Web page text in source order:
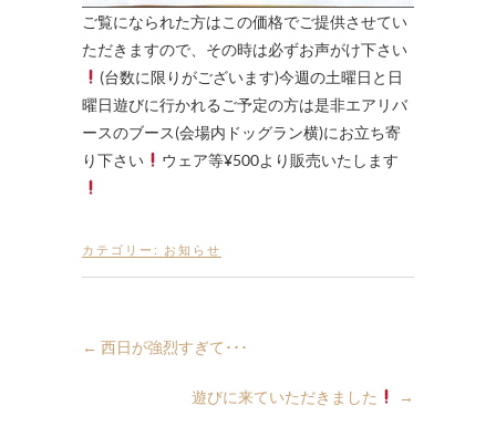
ご覧になられた方はこの価格でご提供させてい
ただきますので、その時は必ずお声がけ下さい
(台数に限りがございます)今週の土曜日と日
曜日遊びに行かれるご予定の方は是非エアリバ
ースのブース(会場内ドッグラン横)にお立ち寄
り下さい
ウェア等¥500より販売いたします
カテゴリー: お知らせ
← 西日が強烈すぎて･･･
遊びに来ていただきました →